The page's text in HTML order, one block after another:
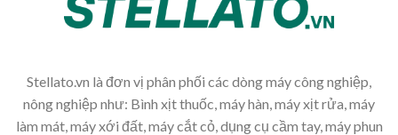
Stellato.vn là đơn vị phân phối các dòng máy công nghiệp,
nông nghiệp như: Bình xịt thuốc, máy hàn, máy xịt rửa, máy
làm mát, máy xới đất, máy cắt cỏ, dụng cụ cầm tay, máy phun